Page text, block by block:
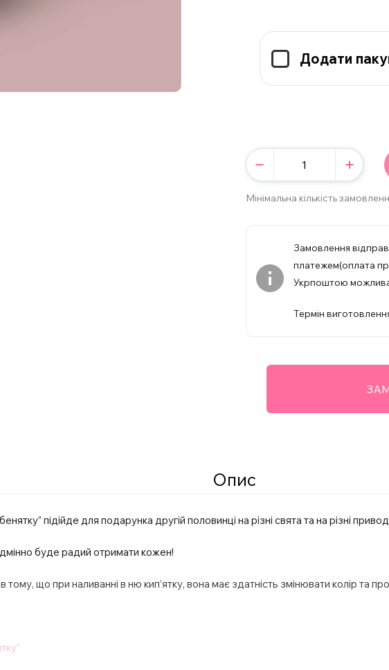
Додати
Мінімальна кількість
Замовлення
платежем(оплата
Укрпоштою
Термін
Опис
підійде для подарунка другій половинці на різні свята та на різні
буде радий отримати кожен!
тому, що при наливанні в ню кип’ятку, вона має здатність змінювати колір та